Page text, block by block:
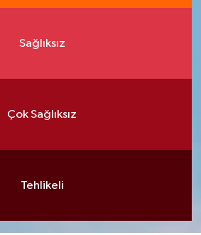
Sağlıksız
Çok Sağlıksız
Tehlikeli